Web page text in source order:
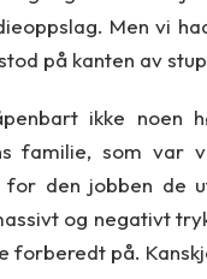
Men vi
på kanten av
ikke noen
familie, som var
for den jobben de
og negativt
forberedt på.